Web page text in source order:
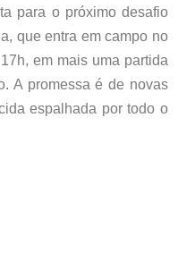
para o próximo desafio
que entra em campo no
em mais uma partida
A promessa é de novas
espalhada por todo o